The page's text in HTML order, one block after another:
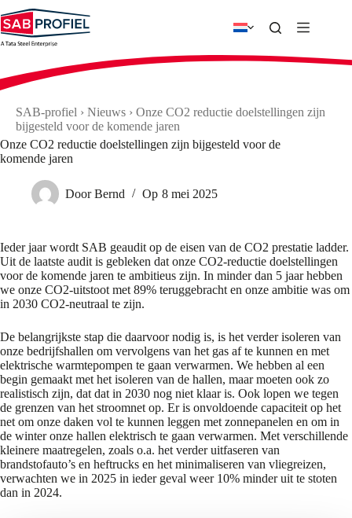
naar
de
inhoud
SAB-profiel › Nieuws › Onze CO2 reductie doelstellingen zijn
bijgesteld voor de komende jaren
Onze CO2 reductie doelstellingen zijn bijgesteld voor de
komende jaren
Door Bernd Op 8 mei 2025
Ieder jaar wordt SAB geaudit op de eisen van de CO2 prestatie ladder.
Uit de laatste audit is gebleken dat onze CO2-reductie doelstellingen
voor de komende jaren te ambitieus zijn. In minder dan 5 jaar hebben
we onze CO2-uitstoot met 89% teruggebracht en onze ambitie was om
in 2030 CO2-neutraal te zijn.
De belangrijkste stap die daarvoor nodig is, is het verder isoleren van
onze bedrijfshallen om vervolgens van het gas af te kunnen en met
elektrische warmtepompen te gaan verwarmen. We hebben al een
begin gemaakt met het isoleren van de hallen, maar moeten ook zo
realistisch zijn, dat dat in 2030 nog niet klaar is. Ook lopen we tegen
de grenzen van het stroomnet op. Er is onvoldoende capaciteit op het
net om onze daken vol te kunnen leggen met zonnepanelen en om in
de winter onze hallen elektrisch te gaan verwarmen. Met verschillende
kleinere maatregelen, zoals o.a. het verder uitfaseren van
brandstofauto’s en heftrucks en het minimaliseren van vliegreizen,
verwachten we in 2025 in ieder geval weer 10% minder uit te stoten
dan in 2024.